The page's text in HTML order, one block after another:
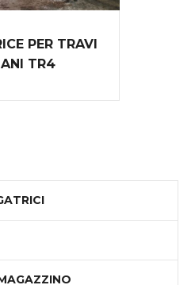
PER TRAVI
TR4